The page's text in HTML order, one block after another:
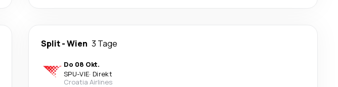
Split-Wien 3 Tage
Do 08 Okt.
SPU-VIE· Direkt
Croatia Airlines